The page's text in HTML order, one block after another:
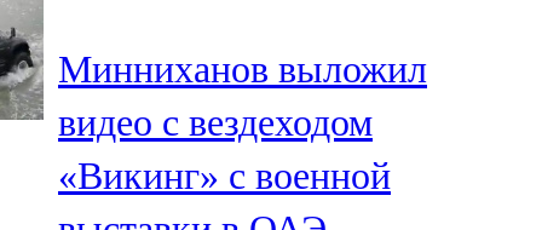
102,1 FM
Мамадыш
106,2 FM
Минниханов выложил
видео с вездеходом
«Викинг» с военной